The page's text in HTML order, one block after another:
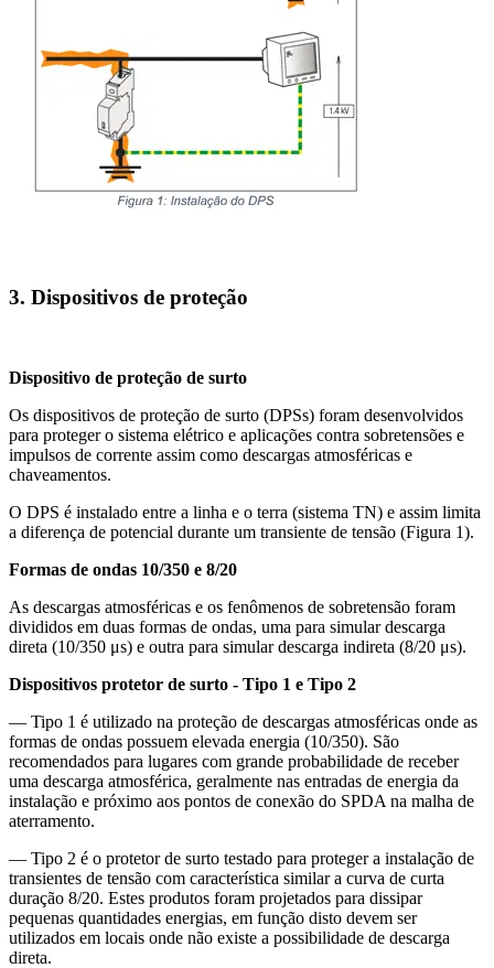
3. Dispositivos de proteção
Dispositivo de proteção de surto
Os dispositivos de proteção de surto (DPSs) foram desenvolvidos
para proteger o sistema elétrico e aplicações contra sobretensões e
impulsos de corrente assim como descargas atmosféricas e
chaveamentos.
O DPS é instalado entre a linha e o terra (sistema TN) e assim limita
a diferença de potencial durante um transiente de tensão (Figura 1).
Formas de ondas 10/350 e 8/20
As descargas atmosféricas e os fenômenos de sobretensão foram
divididos em duas formas de ondas, uma para simular descarga
direta (10/350 μs) e outra para simular descarga indireta (8/20 μs).
Dispositivos protetor de surto - Tipo 1 e Tipo 2
–– Tipo 1 é utilizado na proteção de descargas atmosféricas onde as
formas de ondas possuem elevada energia (10/350). São
recomendados para lugares com grande probabilidade de receber
uma descarga atmosférica, geralmente nas entradas de energia da
instalação e próximo aos pontos de conexão do SPDA na malha de
aterramento.
–– Tipo 2 é o protetor de surto testado para proteger a instalação de
transientes de tensão com característica similar a curva de curta
duração 8/20. Estes produtos foram projetados para dissipar
pequenas quantidades energias, em função disto devem ser
utilizados em locais onde não existe a possibilidade de descarga
direta.